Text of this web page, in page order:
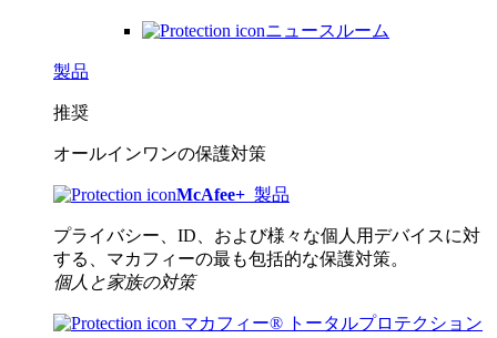
ニュースルーム
製品
推奨
オールインワンの保護対策
McAfee+ 製品
プライバシー、ID、および様々な個人用デバイスに対
する、マカフィーの最も包括的な保護対策。
個人と家族の対策
マカフィー® トータルプロテクション